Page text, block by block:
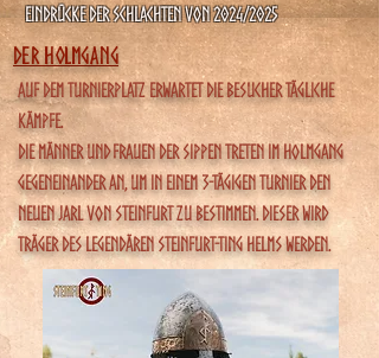
Eindrücke der Schlachten von 2024/2025
Der Holmgang
Auf dem Turnierplatz erwartet die Besucher tägliche
Kämpfe.
Die Männer und frauen der Sippen treten im Holmgang
gegeneinander an, um in einem 3-Tägigen Turnier den
neuen Jarl von Steinfurt zu bestimmen. Dieser wird
Träger des Legendären Steinfurt-Ting Helms werden.